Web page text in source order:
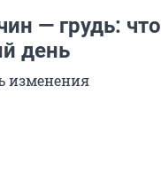
— грудь: что
день
изменения